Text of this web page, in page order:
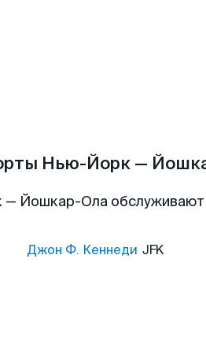
Нью-Йорк —
Йошкар-Ола
Джон Ф. Кеннеди JFK